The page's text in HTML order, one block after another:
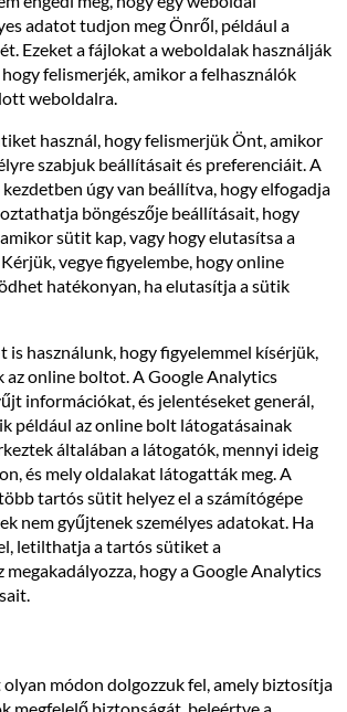
adatot tudjon meg Önről, például a
Ezeket a fájlokat a weboldalak használják
felismerjék, amikor a felhasználók
weboldalra.
használ, hogy felismerjük Önt, amikor
szabjuk beállításait és preferenciáit. A
úgy van beállítva, hogy elfogadja
böngészője beállításait, hogy
sütit kap, vagy hogy elutasítsa a
vegye figyelembe, hogy online
hatékonyan, ha elutasítja a sütik
is használunk, hogy figyelemmel kísérjük,
az online boltot. A Google Analytics
információkat, és jelentéseket generál,
például az online bolt látogatásainak
általában a látogatók, mennyi ideig
és mely oldalakat látogatták meg. A
tartós sütit helyez el a számítógépe
nem gyűjtenek személyes adatokat. Ha
letilthatja a tartós sütiket a
megakadályozza, hogy a Google Analytics
olyan módon dolgozzuk fel, amely biztosítja